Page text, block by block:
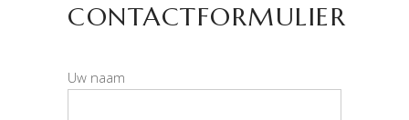
CONTACTFORMULIER
Uw naam